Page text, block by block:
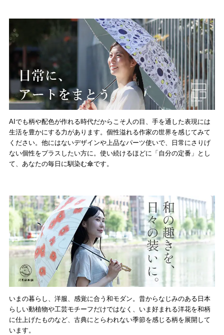
AIでも柄や配色が作れる時代だからこそ人の目、手を通した表現には
生活を豊かにする力があります。個性溢れる作家の世界を感じてみて
ください。他にはないデザインや上品なパーツ使いで、日常にさりげ
ない個性をプラスしたい方に。使い続けるほどに「自分の定番」とし
て、あなたの毎日に馴染む傘です。
いまの暮らし、洋服、感覚に合う和モダン。昔からなじみのある日本
らしい動植物や工芸モチーフだけではなく、いま好まれる洋花を和柄
に仕上げたものなど、古典にとらわれない季節を感じる柄を展開して
います。